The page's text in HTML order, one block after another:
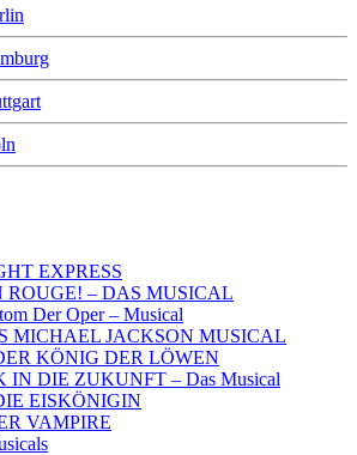
EXPRESS
ROUGE! – DAS MUSICAL
Der Oper – Musical
MICHAEL JACKSON MUSICAL
KÖNIG DER LÖWEN
IN DIE ZUKUNFT – Das Musical
EISKÖNIGIN
VAMPIRE